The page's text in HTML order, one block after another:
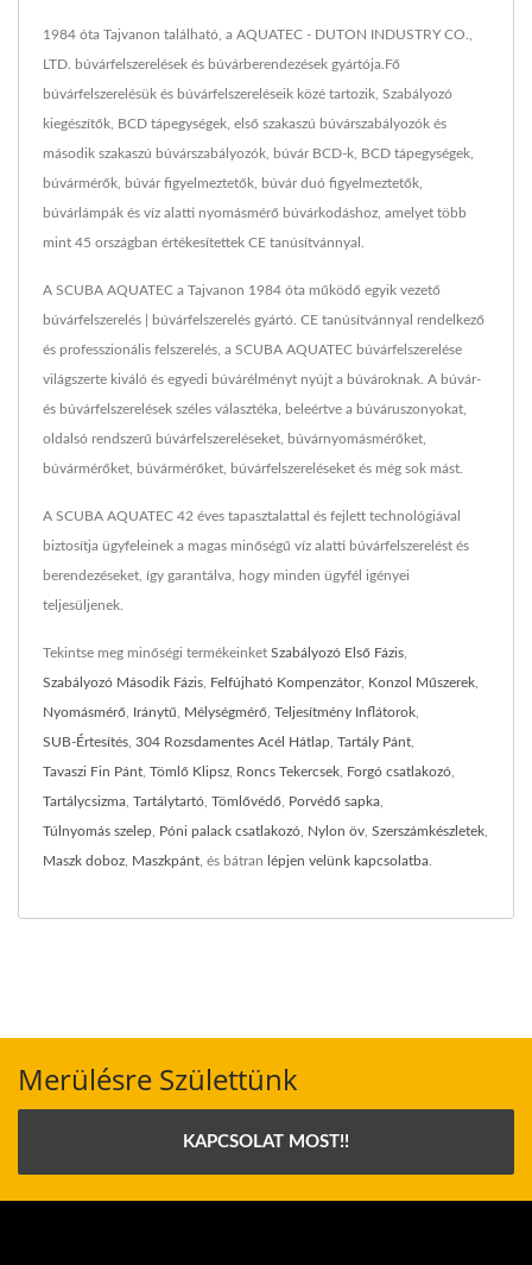
1984 óta Tajvanon található, a AQUATEC - DUTON INDUSTRY CO.,
LTD. búvárfelszerelések és búvárberendezések gyártója.Fő
búvárfelszerelésük és búvárfelszereléseik közé tartozik, Szabályozó
kiegészítők, BCD tápegységek, első szakaszú búvárszabályozók és
második szakaszú búvárszabályozók, búvár BCD-k, BCD tápegységek,
búvármérők, búvár figyelmeztetők, búvár duó figyelmeztetők,
búvárlámpák és víz alatti nyomásmérő búvárkodáshoz, amelyet több
mint 45 országban értékesítettek CE tanúsítvánnyal.
A SCUBA AQUATEC a Tajvanon 1984 óta működő egyik vezető
búvárfelszerelés | búvárfelszerelés gyártó. CE tanúsítvánnyal rendelkező
és professzionális felszerelés, a SCUBA AQUATEC búvárfelszerelése
világszerte kiváló és egyedi búvárélményt nyújt a búvároknak. A búvár-
és búvárfelszerelések széles választéka, beleértve a búváruszonyokat,
oldalsó rendszerű búvárfelszereléseket, búvárnyomásmérőket,
búvármérőket, búvármérőket, búvárfelszereléseket és még sok mást.
A SCUBA AQUATEC 42 éves tapasztalattal és fejlett technológiával
biztosítja ügyfeleinek a magas minőségű víz alatti búvárfelszerelést és
berendezéseket, így garantálva, hogy minden ügyfél igényei
teljesüljenek.
Tekintse meg minőségi termékeinket Szabályozó Első Fázis
Szabályozó Második Fázis Felfújható Kompenzátor, Konzol Műszerek
Nyomásmérő Iránytű Mélységmérő Teljesítmény Inflátorok
SUB-Értesítés 304 Rozsdamentes Acél Hátlap Tartály Pánt
Tavaszi Fin Pánt Tömlő Klipsz Roncs Tekercsek Forgó csatlakozó
Tartálycsizma Tartálytartó Tömlővédő Porvédő sapka
Túlnyomás szelep Póni palack csatlakozó Nylon öv Szerszámkészletek
Maszk doboz Maszkpánt , és bátran lépjen velünk kapcsolatba
Merülésre Születtünk
KAPCSOLAT MOST!!